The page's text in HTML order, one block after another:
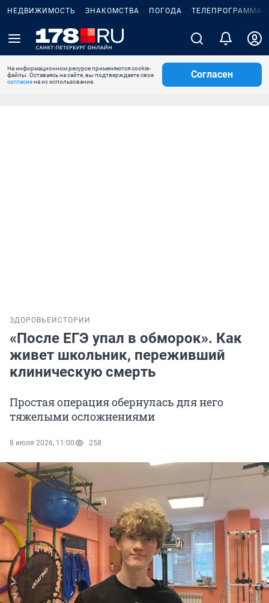
НЕДВИЖИМОСТЬ ЗНАКОМСТВА ПОГОДА ТЕЛЕПРОГРАММА
На информационном ресурсе применяются cookie-
файлы. Оставаясь на сайте, вы подтверждаете свое
согласиена их использование.
Согласен
ЗДОРОВЬЕ ИСТОРИИ
«После ЕГЭ упал в обморок». Как
живет школьник, переживший
клиническую смерть
Простая операция обернулась для него
тяжелыми осложнениями
8 июля 2026, 11:00 258